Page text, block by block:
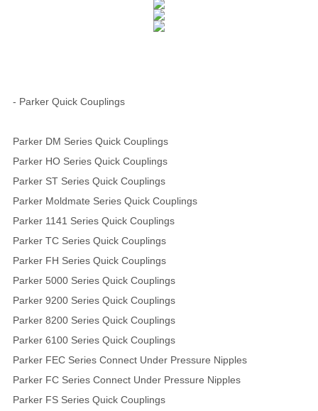
- Parker Quick Couplings
Parker DM Series Quick Couplings
Parker HO Series Quick Couplings
Parker ST Series Quick Couplings
Parker Moldmate Series Quick Couplings
Parker 1141 Series Quick Couplings
Parker TC Series Quick Couplings
Parker FH Series Quick Couplings
Parker 5000 Series Quick Couplings
Parker 9200 Series Quick Couplings
Parker 8200 Series Quick Couplings
Parker 6100 Series Quick Couplings
Parker FEC Series Connect Under Pressure Nipples
Parker FC Series Connect Under Pressure Nipples
Parker FS Series Quick Couplings